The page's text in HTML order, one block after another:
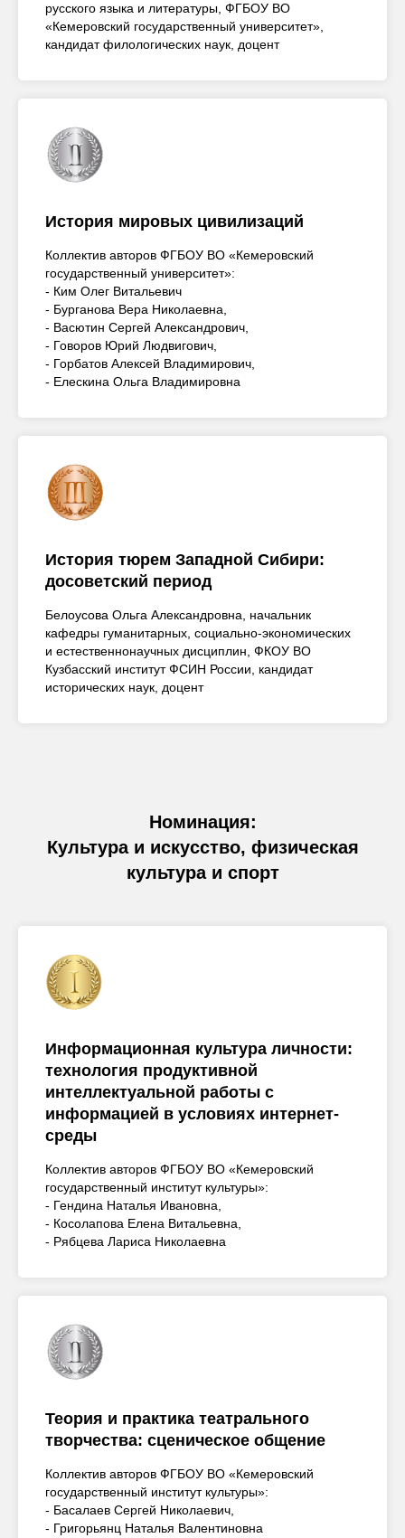
русского языка и литературы, ФГБОУ ВО
«Кемеровский государственный университет»,
кандидат филологических наук, доцент
История мировых цивилизаций
Коллектив авторов ФГБОУ ВО «Кемеровский
государственный университет»:
- Ким Олег Витальевич
- Бурганова Вера Николаевна,
- Васютин Сергей Александрович,
- Говоров Юрий Людвигович,
- Горбатов Алексей Владимирович,
- Елескина Ольга Владимировна
История тюрем Западной Сибири:
досоветский период
Белоусова Ольга Александровна, начальник
кафедры гуманитарных, социально-экономических
и естественнонаучных дисциплин, ФКОУ ВО
Кузбасский институт ФСИН России, кандидат
исторических наук, доцент
Номинация:
Культура и искусство, физическая
культура и спорт
Информационная культура личности:
технология продуктивной
интеллектуальной работы с
информацией в условиях интернет-
среды
Коллектив авторов ФГБОУ ВО «Кемеровский
государственный институт культуры»:
- Гендина Наталья Ивановна,
- Косолапова Елена Витальевна,
- Рябцева Лариса Николаевна
Теория и практика театрального
творчества: сценическое общение
Коллектив авторов ФГБОУ ВО «Кемеровский
государственный институт культуры»:
- Басалаев Сергей Николаевич,
- Григорьянц Наталья Валентиновна